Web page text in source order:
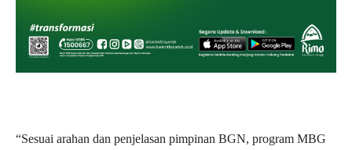
“Sesuai arahan dan penjelasan pimpinan BGN, program MBG